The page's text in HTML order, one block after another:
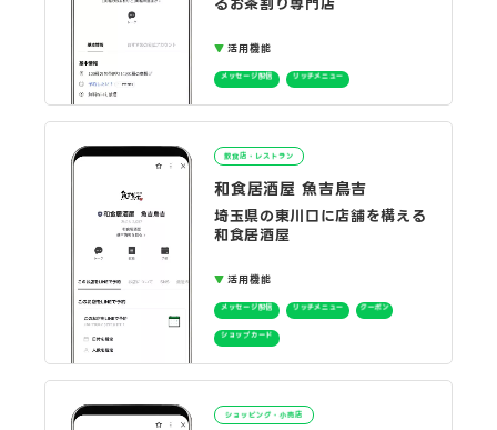
活用機能
メッセージ配信 リッチメニュー
飲食店・レストラン
和食居酒屋 魚吉鳥吉
埼玉県の東川口に店舗を構える
和食居酒屋
活用機能
メッセージ配信 リッチメニュー クーポン
ショップカード
ショッピング・小売店